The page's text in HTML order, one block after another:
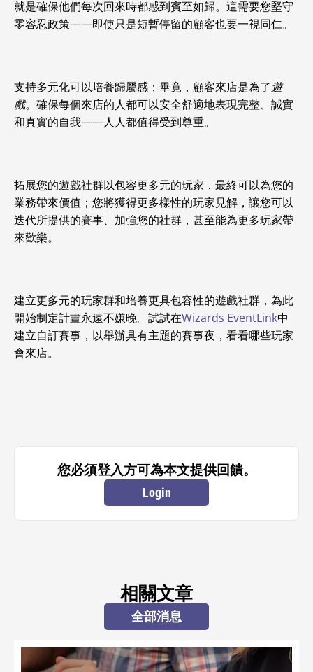
就是確保他們每次回來時都感到賓至如歸。這需要您堅守
零容忍政策——即使只是短暫停留的顧客也要一視同仁。
支持多元化可以培養歸屬感；畢竟，顧客來店是為了遊
戲。確保每個來店的人都可以安全舒適地表現完整、誠實
和真實的自我——人人都值得受到尊重。
拓展您的遊戲社群以包容更多元的玩家，最終可以為您的
業務帶來價值；您將獲得更多樣性的玩家見解，讓您可以
迭代所提供的賽事、加強您的社群，甚至能為更多玩家帶
來歡樂。
建立更多元的玩家群和培養更具包容性的遊戲社群，為此
開始制定計畫永遠不嫌晚。試試在Wizards EventLink中
建立自訂賽事，以舉辦具有主題的賽事夜，看看哪些玩家
會來店。
您必須登入方可為本文提供回饋。
Login
相關文章
全部消息